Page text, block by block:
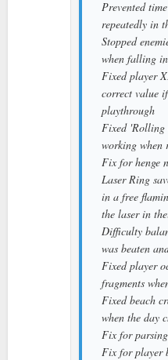
Prevented
repeatedly in
Stopped
when falling
Fixed player
correct value
playthrough
Fixed 'Rolling
working when
Fix for henge
Laser Ring
in a free
the laser in
Difficulty
was beaten
Fixed player
fragments
Fixed beach
when the day
Fix for
Fix for player